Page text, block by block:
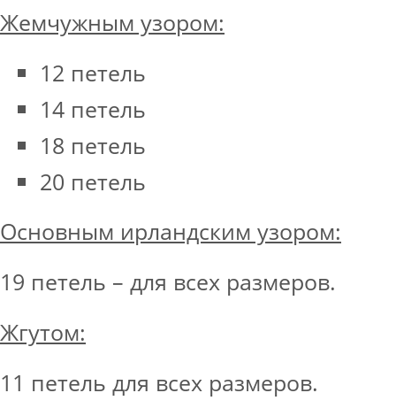
Жемчужным узором:
12 петель
14 петель
18 петель
20 петель
Основным ирландским узором:
19 петель – для всех размеров.
Жгутом:
11 петель для всех размеров.